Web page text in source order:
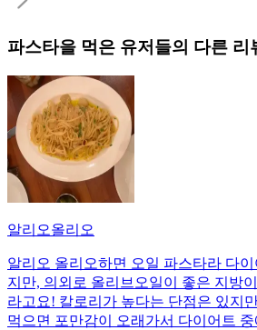
파스타을 먹은 유저들의 다른 리
알리오올리오
알리오 올리오하면 오일 파스타라 다
지만, 의외로 올리브오일이 좋은 지방
라고요! 칼로리가 높다는 단점은 있지
먹으면 포만감이 오래가서 다이어트